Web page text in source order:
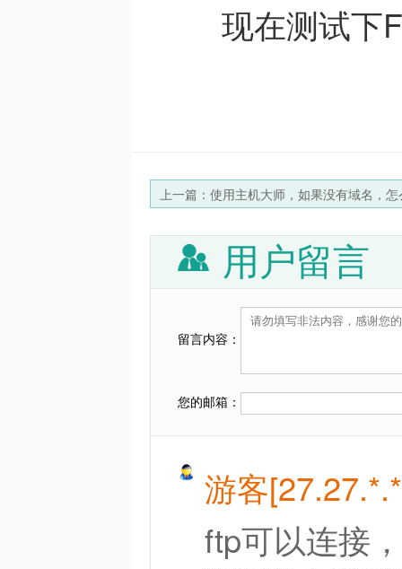
现在测试下
上一篇：使用主机大师，如果没有域名，
用户留言
留言内容：
您的邮箱：
游客
ftp可以连接